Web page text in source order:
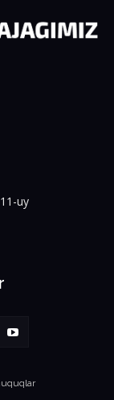
uy